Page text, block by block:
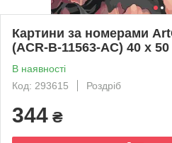
Картини за номерами
(ACR-B-11563-AC) 40 х
В наявності
Код: 293615
Роздріб
344 ₴